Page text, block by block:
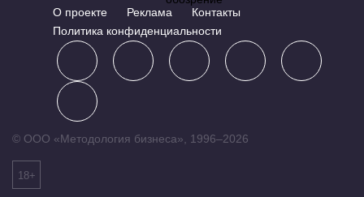
О проекте Реклама
Контакты
Политика конфиденциальности
© ООО «Методология бизнеса», 1996–2026
18+